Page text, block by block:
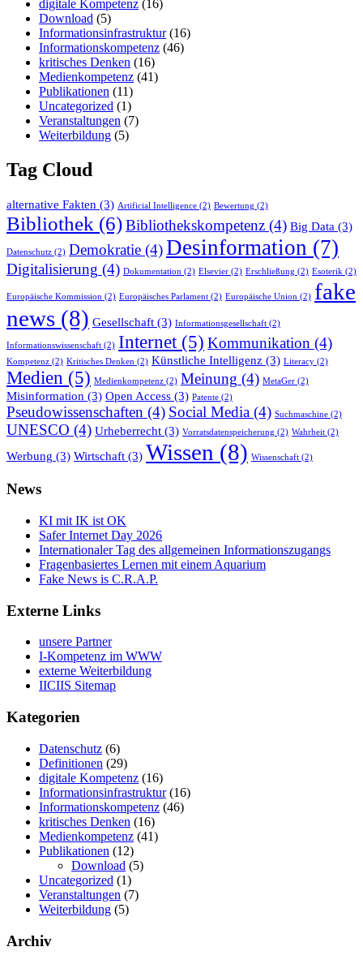
digitale Kompetenz (16)
Download (5)
Informationsinfrastruktur(16)
Informationskompetenz (46)
kritisches Denken (16)
Medienkompetenz (41)
Publikationen (11)
Uncategorized (1)
Veranstaltungen (7)
Weiterbildung (5)
Tag Cloud
alternative Fakten (3) Artificial Intelligence (2) Bewertung (2)
Bibliothek (6)Bibliothekskompetenz (4) Big Data (3)
Datenschutz (2) Demokratie (4)Desinformation (7)
Digitalisierung (4) Dokumentation (2) Elsevier (2) Erschließung (2) Esoterik (2)
Europäische Kommission (2) Europäisches Parlament (2) Europäische Union (2) fake
news (8) Gesellschaft (3) Informationsgesellschaft (2)
Informationswissenschaft (2) Internet (5) Kommunikation (4)
Kompetenz (2) Kritisches Denken (2) Künstliche Intelligenz (3) Literacy (2)
Medien (5) Medienkompetenz (2) Meinung (4) MetaGer (2)
Misinformation (3) Open Access (3) Patente (2)
Pseudowissenschaften (4) Social Media (4) Suchmaschine (2)
UNESCO (4) Urheberrecht (3) Vorratsdatenspeicherung (2) Wahrheit (2)
Werbung (3) Wirtschaft (3) Wissen (8) Wissenschaft (2)
News
KI mit IK ist OK
Safer Internet Day 2026
Internationaler Tag des allgemeinen Informationszugangs
Fragenbasiertes Lernen mit einem Aquarium
Fake News is C.R.A.P.
Externe Links
unsere Partner
I-Kompetenz im WWW
externe Weiterbildung
IICIIS Sitemap
Kategorien
Datenschutz (6)
Definitionen (29)
digitale Kompetenz (16)
Informationsinfrastruktur(16)
Informationskompetenz (46)
kritisches Denken (16)
Medienkompetenz (41)
Publikationen (12)
Download (5)
Uncategorized (1)
Veranstaltungen (7)
Weiterbildung (5)
Archiv